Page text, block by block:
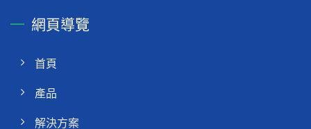
網頁導覽
首頁
產品
解決方案